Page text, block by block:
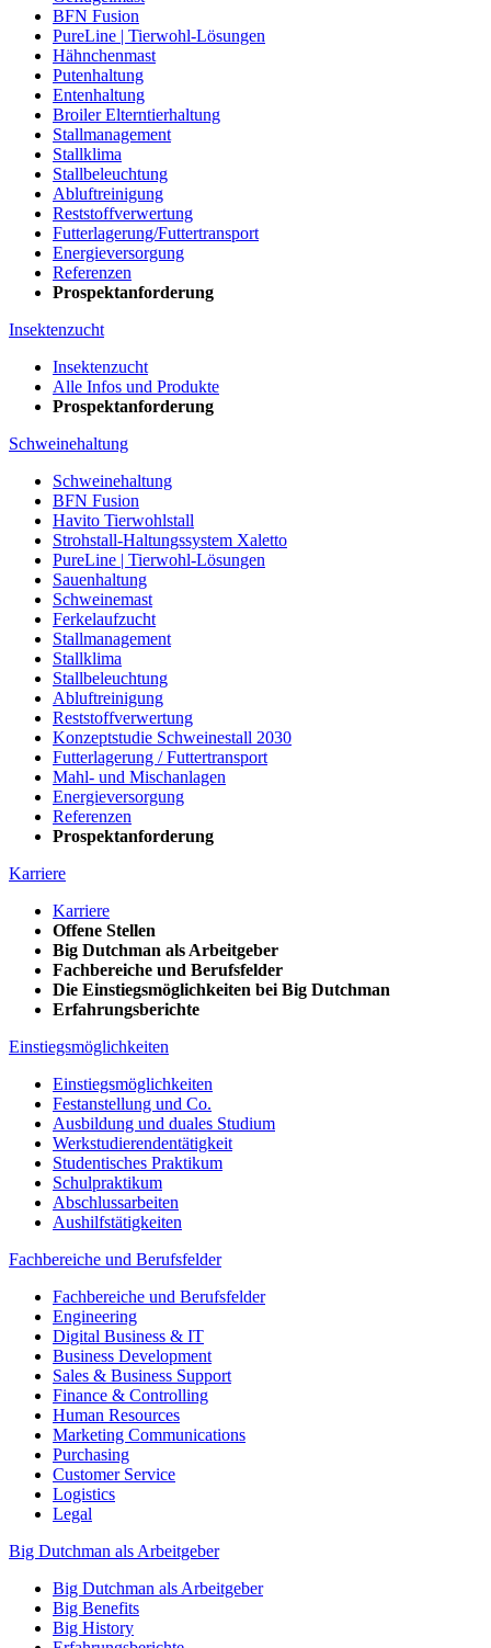
BFN Fusion
PureLine | Tierwohl-Lösungen
Hähnchenmast
Putenhaltung
Entenhaltung
Broiler Elterntierhaltung
Stallmanagement
Stallklima
Stallbeleuchtung
Abluftreinigung
Reststoffverwertung
Futterlagerung/Futtertransport
Energieversorgung
Referenzen
Prospektanforderung
Insektenzucht
Insektenzucht
Alle Infos und Produkte
Prospektanforderung
Schweinehaltung
Schweinehaltung
BFN Fusion
Havito Tierwohlstall
Strohstall-Haltungssystem Xaletto
PureLine | Tierwohl-Lösungen
Sauenhaltung
Schweinemast
Ferkelaufzucht
Stallmanagement
Stallklima
Stallbeleuchtung
Abluftreinigung
Reststoffverwertung
Konzeptstudie Schweinestall 2030
Futterlagerung / Futtertransport
Mahl- und Mischanlagen
Energieversorgung
Referenzen
Prospektanforderung
Karriere
Karriere
Offene Stellen
Big Dutchman als Arbeitgeber
Fachbereiche und Berufsfelder
Die Einstiegsmöglichkeiten bei Big Dutchman
Erfahrungsberichte
Einstiegsmöglichkeiten
Einstiegsmöglichkeiten
Festanstellung und Co.
Ausbildung und duales Studium
Werkstudierendentätigkeit
Studentisches Praktikum
Schulpraktikum
Abschlussarbeiten
Aushilfstätigkeiten
Fachbereiche und Berufsfelder
Fachbereiche und Berufsfelder
Engineering
Digital Business & IT
Business Development
Sales & Business Support
Finance & Controlling
Human Resources
Marketing Communications
Purchasing
Customer Service
Logistics
Legal
Big Dutchman als Arbeitgeber
Big Dutchman als Arbeitgeber
Big Benefits
Big History